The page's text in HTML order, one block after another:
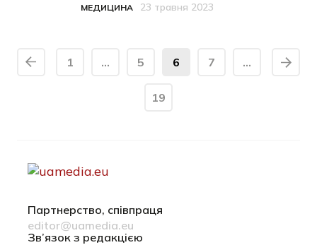
Категорія
МЕДИЦИНА
Дата публікації
23 травня 2023
1 … 5 6 7 …
19
Партнерство, співпраця
editor@uamedia.eu
Зв’язок з редакцією